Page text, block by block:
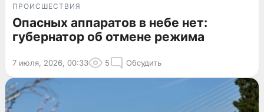
ПРОИСШЕСТВИЯ
Опасных аппаратов в небе нет:
губернатор об отмене режима
7 июля, 2026, 00:33 5 Обсудить